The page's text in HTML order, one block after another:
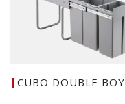
CUBO DOUBLE BOY